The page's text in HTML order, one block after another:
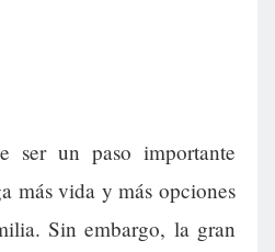
ser un paso importante
más vida y más opciones
Sin embargo, la gran